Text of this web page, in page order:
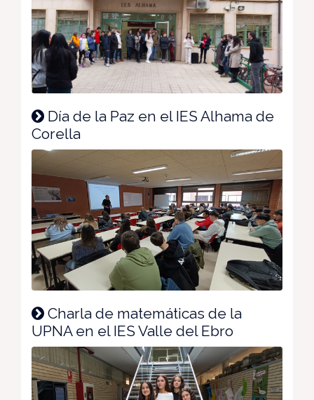
Día de la Paz en el IES Alhama de
Corella
Charla de matemáticas de la
UPNA en el IES Valle del Ebro